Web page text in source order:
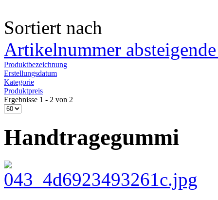
Sortiert nach
Artikelnummer
Produktbezeichnung
Erstellungsdatum
Kategorie
Produktpreis
Ergebnisse 1 - 2 von 2
Handtragegummi